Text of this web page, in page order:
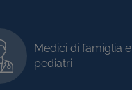
Medici di famiglia e
pediatri